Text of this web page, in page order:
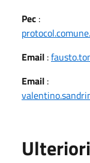
Pec :
Email :
Email :